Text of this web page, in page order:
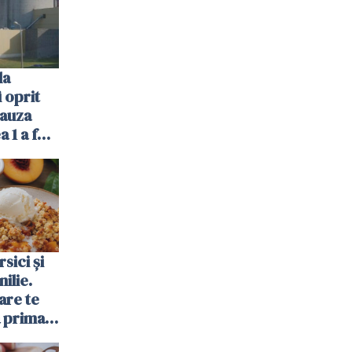
oprit
a fost
și
te
prima